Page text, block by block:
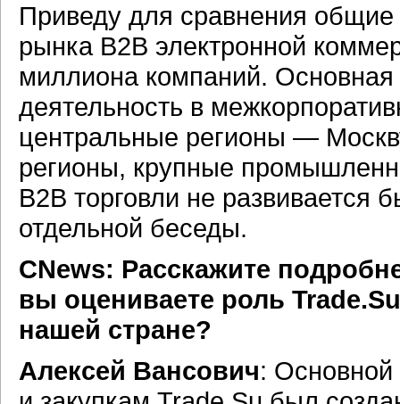
Приведу для сравнения
рынка B2B электронной
миллиона компаний.
деятельность в
центральные регионы —
регионы, крупные
B2B торговли не
отдельной беседы.
CNews: Расскажите
вы оцениваете роль
нашей стране?
Алексей Вансович: Основной